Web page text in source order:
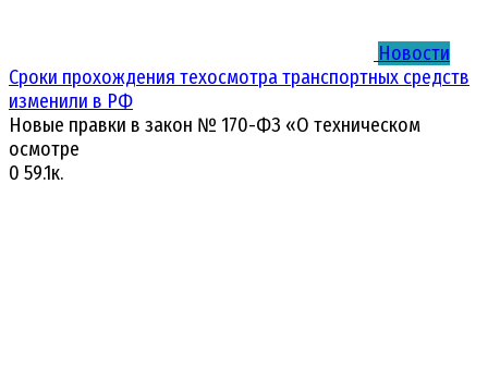
Новости
Сроки прохождения техосмотра транспортных средств
изменили в РФ
Новые правки в закон № 170-ФЗ «О техническом
осмотре
0 59.1к.